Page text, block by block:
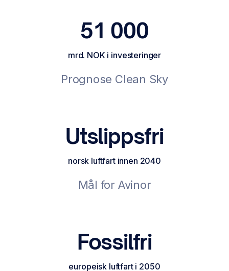
51 000
mrd. NOK i investeringer
Prognose Clean Sky
Utslippsfri
norsk luftfart innen 2040
Mål for Avinor
Fossilfri
europeisk luftfart i 2050